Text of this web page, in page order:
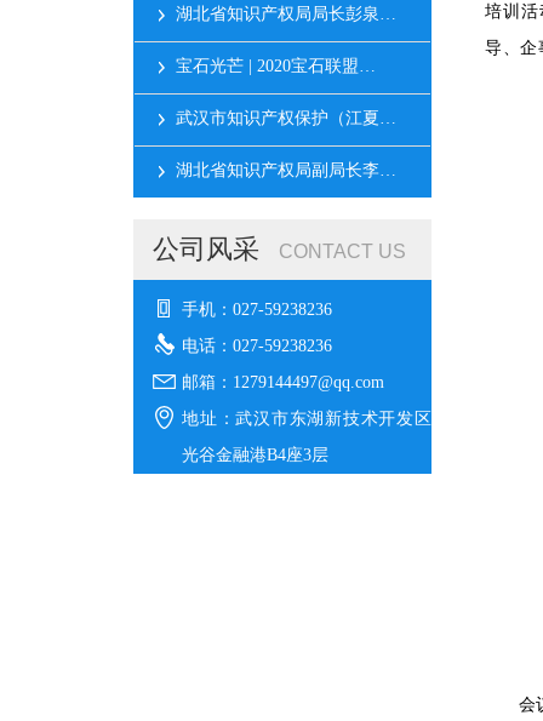
湖北省知识产权局局长彭泉…
宝石光芒 | 2020宝石联盟…
武汉市知识产权保护（江夏…
湖北省知识产权局副局长李…
公司风采 CONTACT US
手机：027-59238236
电话：027-59238236
邮箱： 1279144497@qq.com
地址：武汉市东湖新技术开发区
光谷金融港B4座3层
培训
导、企
会